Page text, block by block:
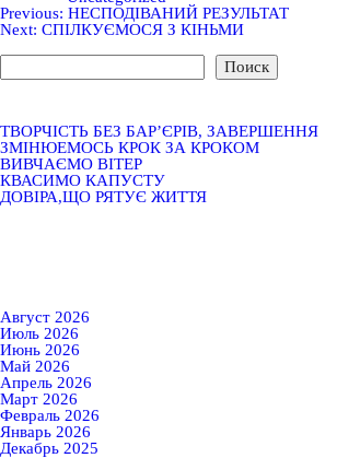
Навигация
по
записям
Previous: НЕСПОДІВАНИЙ РЕЗУЛЬТАТ
Next: СПІЛКУЄМОСЯ З КІНЬМИ
Поиск
ТВОРЧІСТЬ БЕЗ БАР’ЄРІВ, ЗАВЕРШЕННЯ
ЗМІНЮЕМОСЬ КРОК ЗА КРОКОМ
ВИВЧАЄМО ВІТЕР
КВАСИМО КАПУСТУ
ДОВІРА,ЩО РЯТУЄ ЖИТТЯ
Август 2026
Июль 2026
Июнь 2026
Май 2026
Апрель 2026
Март 2026
Февраль 2026
Январь 2026
Декабрь 2025